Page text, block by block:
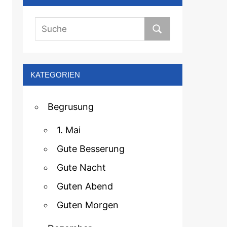
KATEGORIEN
Begrusung
1. Mai
Gute Besserung
Gute Nacht
Guten Abend
Guten Morgen